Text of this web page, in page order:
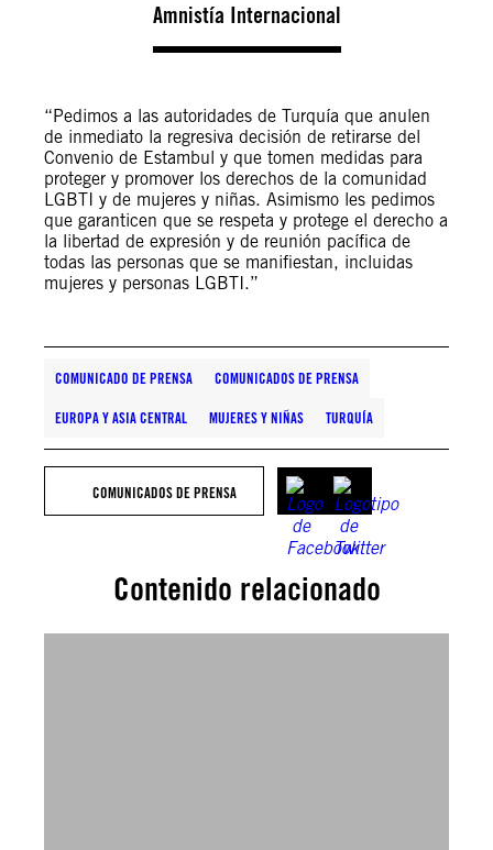
Amnistía Internacional
“Pedimos a las autoridades de Turquía que anulen
de inmediato la regresiva decisión de retirarse del
Convenio de Estambul y que tomen medidas para
proteger y promover los derechos de la comunidad
LGBTI y de mujeres y niñas. Asimismo les pedimos
que garanticen que se respeta y protege el derecho a
la libertad de expresión y de reunión pacífica de
todas las personas que se manifiestan, incluidas
mujeres y personas LGBTI.”
COMUNICADO DE PRENSA COMUNICADOS DE PRENSA
EUROPA Y ASIA CENTRAL MUJERES Y NIÑAS TURQUÍA
COMUNICADOS DE PRENSA
Contenido relacionado